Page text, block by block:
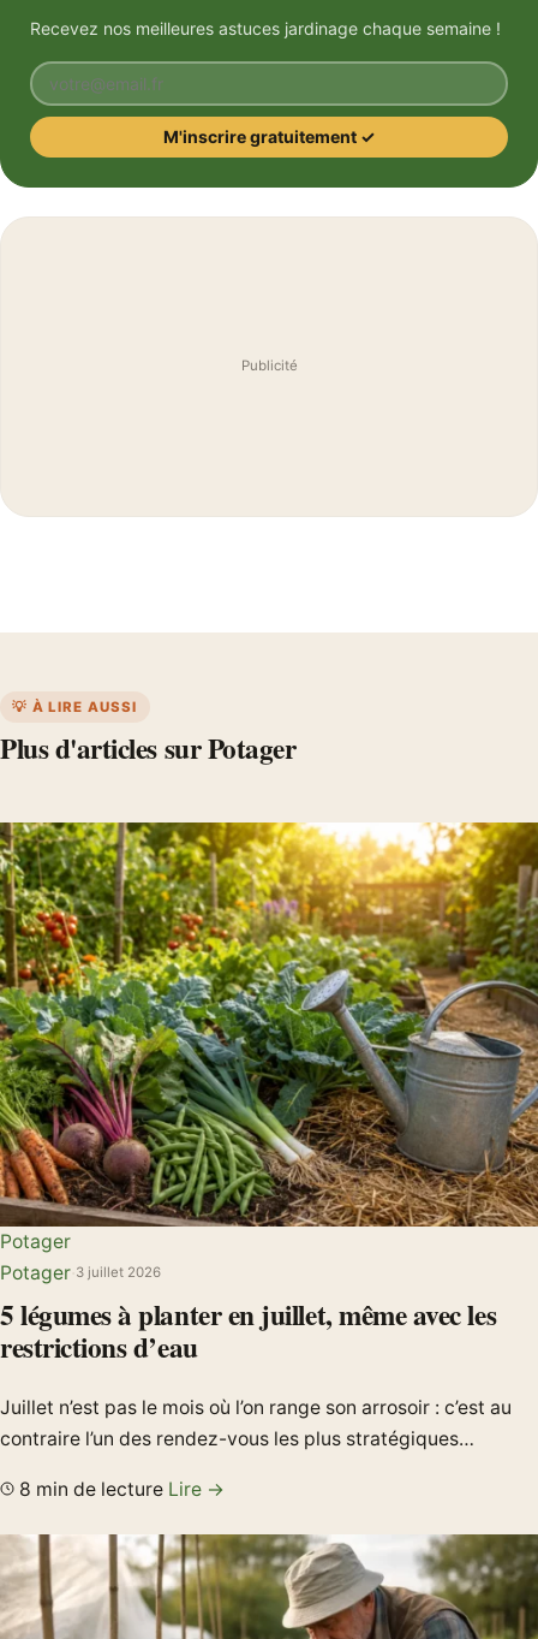
Recevez nos meilleures astuces jardinage chaque semaine !
Votre email
M'inscrire gratuitement ✓
Publicité
💡 À LIRE AUSSI
Plus d'articles sur Potager
Potager
Potager 3 juillet 2026
5 légumes à planter en juillet, même avec les
restrictions d’eau
Juillet n’est pas le mois où l’on range son arrosoir : c’est au
contraire l’un des rendez-vous les plus stratégiques…
8 min de lecture Lire →